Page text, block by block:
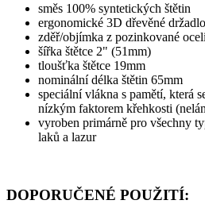
směs 100% syntetických štětin
ergonomické 3D dřevěné
zděř/objímka z pozinkované oceli
šířka štětce 2" (51mm)
tloušťka štětce 19mm
nominální délka štětin 65mm
speciální vlákna s pamětí, která
nízkým faktorem křehkosti
vyroben primárně pro všechny
laků a lazur
DOPORUČENÉ POUŽITÍ: